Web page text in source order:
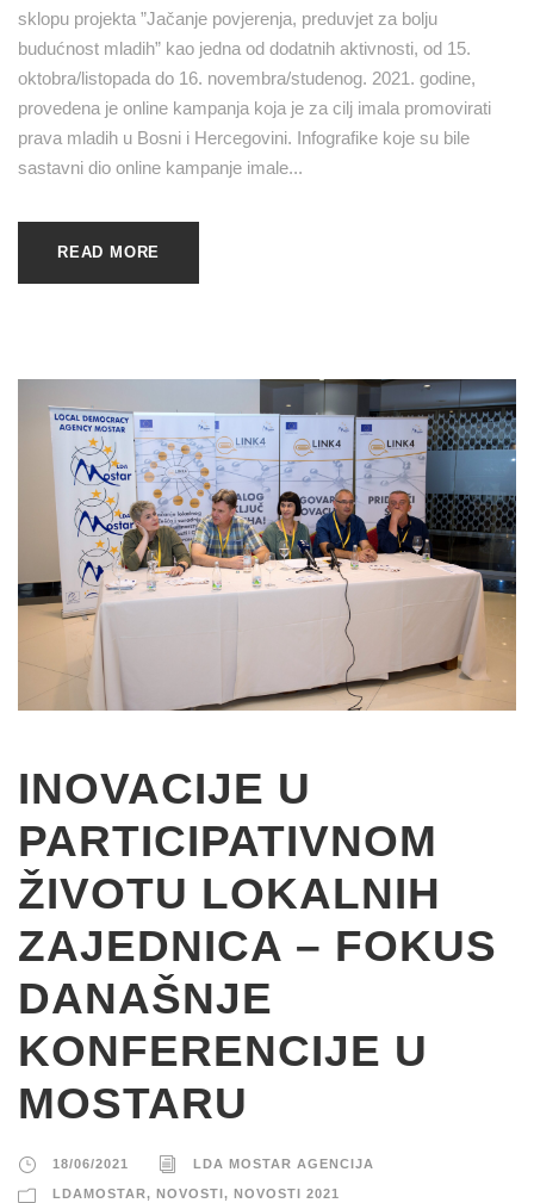
sklopu projekta ”Jačanje povjerenja, preduvjet za bolju
budućnost mladih” kao jedna od dodatnih aktivnosti, od 15.
oktobra/listopada do 16. novembra/studenog. 2021. godine,
provedena je online kampanja koja je za cilj imala promovirati
prava mladih u Bosni i Hercegovini. Infografike koje su bile
sastavni dio online kampanje imale...
READ MORE
INOVACIJE U
PARTICIPATIVNOM
ŽIVOTU LOKALNIH
ZAJEDNICA – FOKUS
DANAŠNJE
KONFERENCIJE U
MOSTARU
18/06/2021 LDA MOSTAR AGENCIJA
LDAMOSTAR, NOVOSTI , NOVOSTI 2021